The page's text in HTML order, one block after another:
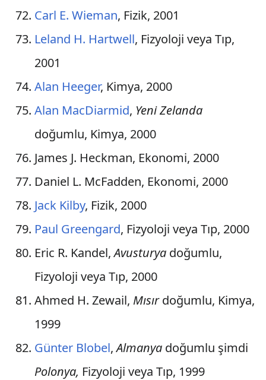
Carl E. Wieman, Fizik, 2001
Leland H. Hartwell, Fizyoloji veya Tıp,
2001
Alan Heeger, Kimya, 2000
Alan MacDiarmid, Yeni Zelanda
doğumlu, Kimya, 2000
James J. Heckman, Ekonomi, 2000
Daniel L. McFadden, Ekonomi, 2000
Jack Kilby, Fizik, 2000
Paul Greengard, Fizyoloji veya Tıp, 2000
Eric R. Kandel,Avusturyadoğumlu,
Fizyoloji veya Tıp, 2000
Ahmed H. Zewail, Mısırdoğumlu, Kimya,
1999
Günter Blobel,Almanyadoğumlu şimdi
Polonya, Fizyoloji veya Tıp, 1999